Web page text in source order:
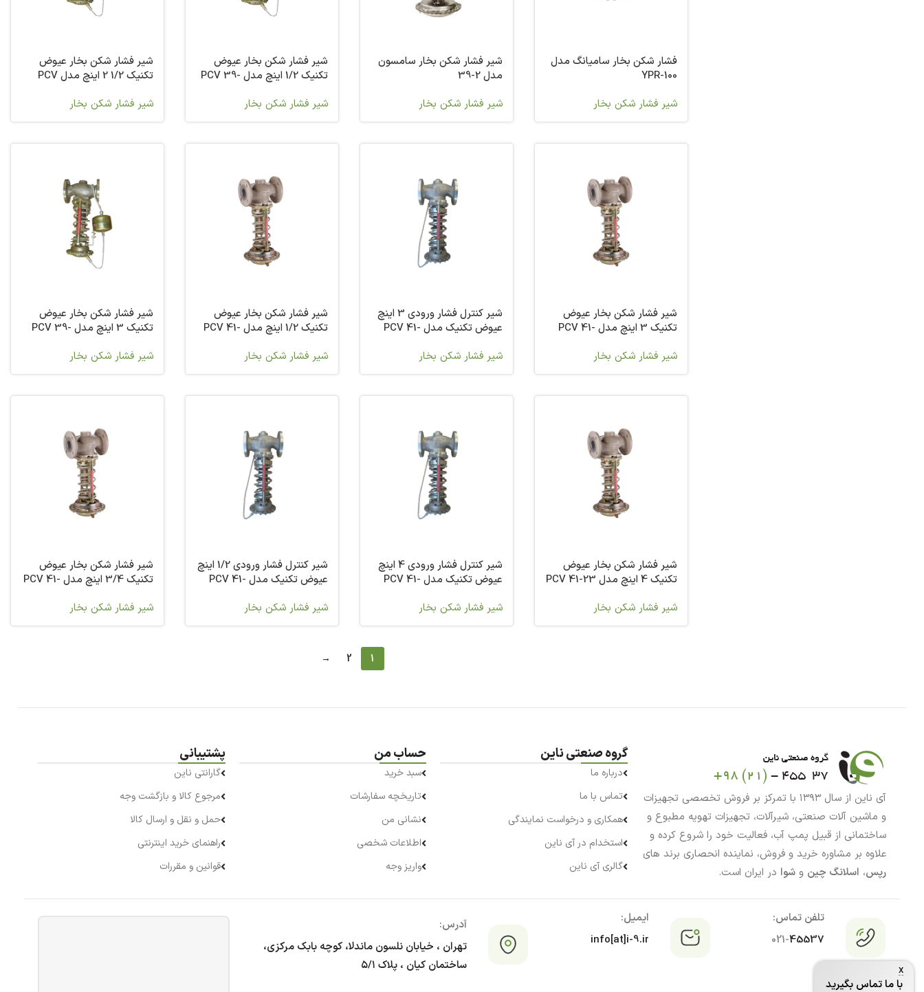
فشار شکن بخار سامیانگ مدل
YPR-100
شیر فشار شکن بخار
شیر فشار شکن بخار سامسون
مدل 2-39
شیر فشار شکن بخار
شیر فشار شکن بخار عیوض
تکنیک 1/2 اینچ مدل PCV 39-
شیر فشار شکن بخار
شیر فشار شکن بخار عیوض
تکنیک 1/2 2 اینچ مدل PCV
شیر فشار شکن بخار
شیر فشار شکن بخار عیوض
تکنیک 3 اینچ مدل PCV 41-
شیر فشار شکن بخار
شیر کنترل فشار ورودی 3 اینچ
عیوض تکنیک مدل PCV 41-
شیر فشار شکن بخار
شیر فشار شکن بخار عیوض
تکنیک 1/2 اینچ مدل PCV 41-
شیر فشار شکن بخار
شیر فشار شکن بخار عیوض
تکنیک 3 اینچ مدل PCV 39-
شیر فشار شکن بخار
شیر فشار شکن بخار عیوض
تکنیک 4 اینچ مدل PCV 41-23
شیر فشار شکن بخار
شیر کنترل فشار ورودی 4 اینچ
عیوض تکنیک مدل PCV 41-
شیر فشار شکن بخار
شیر کنترل فشار ورودی 1/2 اینچ
عیوض تکنیک مدل PCV 41-
شیر فشار شکن بخار
شیر فشار شکن بخار عیوض
تکنیک 3/4 اینچ مدل PCV 41-
شیر فشار شکن بخار
1
2
→
آی ناین از سال ۱۳۹۳ با تمرکز بر فروش تخصصی تجهیزات
و ماشین آلات صنعتی، شیرآلات، تجهیزات تهویه مطبوع و
ساختمانی از قبیل پمپ آب، فعالیت خود را شروع کرده و
علاوه بر مشاوره خرید و فروش، نماینده انحصاری برند های
رپس، اسلانگ چین و شوا در ایران است.
گروه صنعتی ناین
درباره ما
تماس با ما
همکاری و درخواست نمایندگی
استخدام در آی ناین
گالری آی ناین
حساب من
سبد خرید
تاریخچه سفارشات
نشانی من
اطلاعات شخصی
واریز وجه
پشتیبانی
گارانتی ناین
مرجوع کالا و بازگشت وجه
حمل و نقل و ارسال کالا
راهنمای خرید اینترنتی
قوانین و مقررات
تلفن تماس:
021-45537
ایمیل:
info[at]i-9.ir
آدرس:
تهران ، خیابان نلسون ماندلا، کوچه بابک مرکزی،
ساختمان کیان ، پلاک ۵/۱
x
با ما تماس بگیرید